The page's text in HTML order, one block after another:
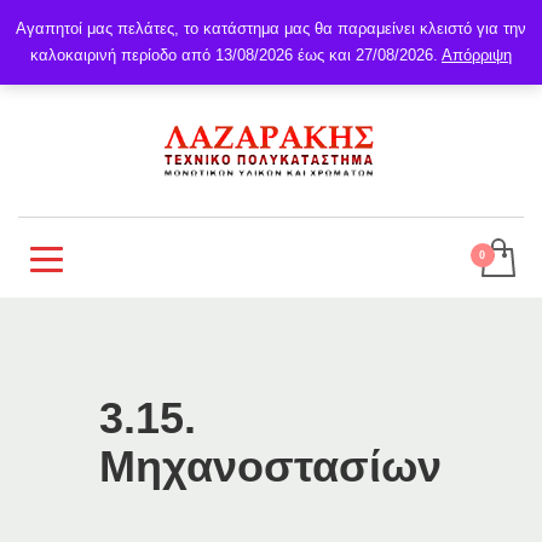
3.15.
Μηχανοστασίων
Αγαπητοί μας πελάτες, το κατάστημα μας θα παραμείνει κλειστό για την
καλοκαιρινή περίοδο από 13/08/2026 έως και 27/08/2026. Απόρριψη